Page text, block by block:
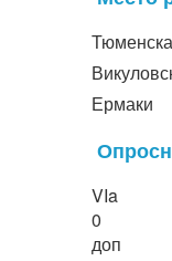
Ермаки
VIa
0
доп